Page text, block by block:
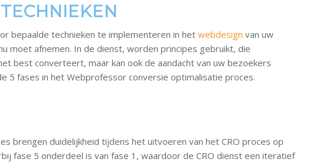
bepaalde technieken te implementeren in het webdesign van uw
afnemen. In de dienst, worden principes gebruikt, die
best converteert, maar kan ook de aandacht van uw bezoekers
5 fases in het Webprofessor conversie optimalisatie proces.
brengen duidelijkheid tijdens het uitvoeren van het CRO proces op
fase 5 onderdeel is van fase 1, waardoor de CRO dienst een iteratief